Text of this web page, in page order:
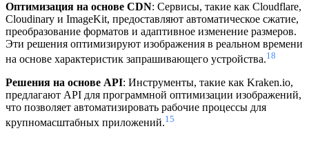
Оптимизация на основе CDN: Сервисы, такие как Cloudflare,
Cloudinary и ImageKit, предоставляют автоматическое сжатие,
преобразование форматов и адаптивное изменение размеров.
Эти решения оптимизируют изображения в реальном времени
на основе характеристик запрашивающего устройства.18
Решения на основе API: Инструменты, такие как Kraken.io,
предлагают API для программной оптимизации изображений,
что позволяет автоматизировать рабочие процессы для
крупномасштабных приложений.15